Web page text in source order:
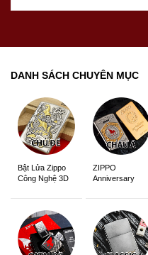
DANH SÁCH CHUYÊN MỤC
Bật Lửa Zippo
Công Nghệ 3D
ZIPPO
Anniversary